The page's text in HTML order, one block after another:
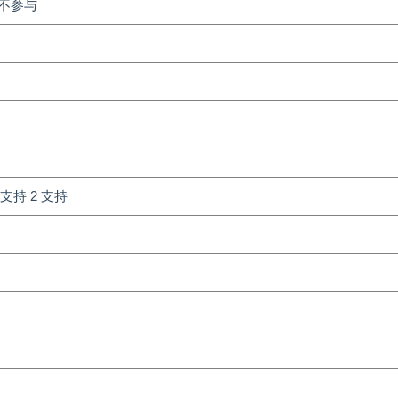
参与
持 2 支持